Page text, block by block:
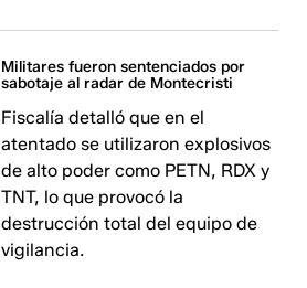
Militares fueron sentenciados por
sabotaje al radar de Montecristi
Fiscalía detalló que en el
atentado se utilizaron explosivos
de alto poder como PETN, RDX y
TNT, lo que provocó la
destrucción total del equipo de
vigilancia.